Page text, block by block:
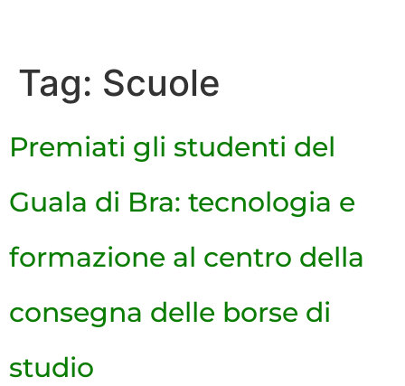
Tag: Scuole
Premiati gli studenti del
Guala di Bra: tecnologia e
formazione al centro della
consegna delle borse di
studio